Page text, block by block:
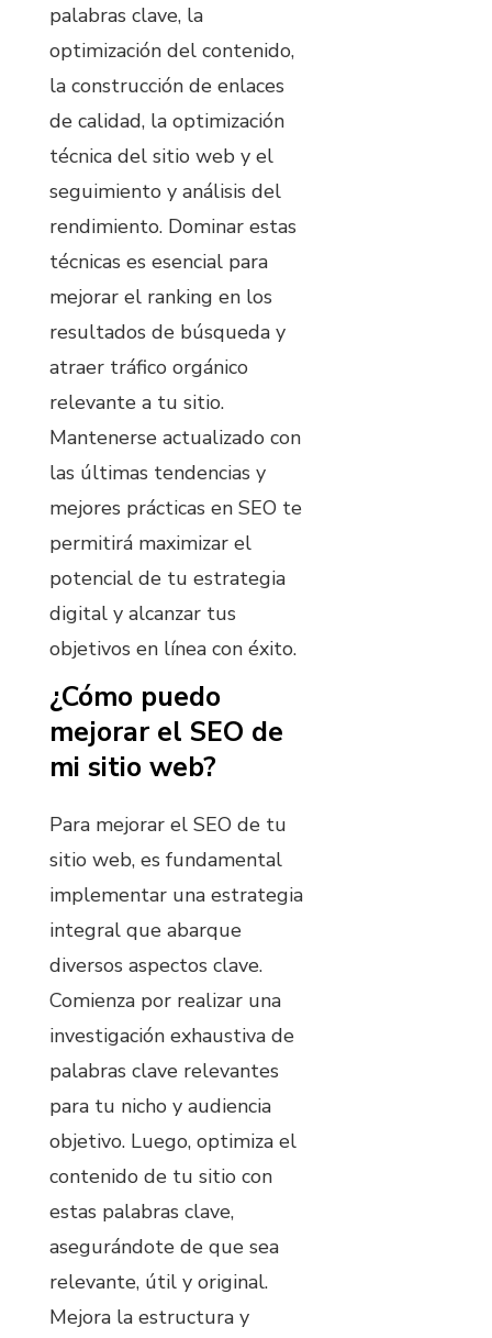
palabras clave, la
optimización del contenido,
la construcción de enlaces
de calidad, la optimización
técnica del sitio web y el
seguimiento y análisis del
rendimiento. Dominar estas
técnicas es esencial para
mejorar el ranking en los
resultados de búsqueda y
atraer tráfico orgánico
relevante a tu sitio.
Mantenerse actualizado con
las últimas tendencias y
mejores prácticas en SEO te
permitirá maximizar el
potencial de tu estrategia
digital y alcanzar tus
objetivos en línea con éxito.
¿Cómo puedo
mejorar el SEO de
mi sitio web?
Para mejorar el SEO de tu
sitio web, es fundamental
implementar una estrategia
integral que abarque
diversos aspectos clave.
Comienza por realizar una
investigación exhaustiva de
palabras clave relevantes
para tu nicho y audiencia
objetivo. Luego, optimiza el
contenido de tu sitio con
estas palabras clave,
asegurándote de que sea
relevante, útil y original.
Mejora la estructura y